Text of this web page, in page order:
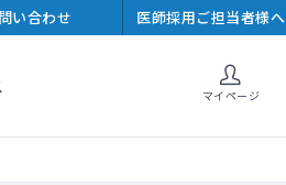
問い合わせ 医師採用ご担当者様へ
マイページ